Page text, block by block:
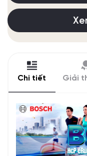
Chi tiết Giải